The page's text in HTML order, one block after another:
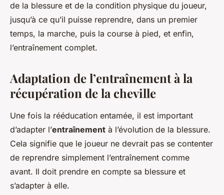
de la blessure et de la condition physique du joueur,
jusqu’à ce qu’il puisse reprendre, dans un premier
temps, la marche, puis la course à pied, et enfin,
l’entraînement complet.
Adaptation de l’entraînement à la
récupération de la cheville
Une fois la rééducation entamée, il est important
d’adapter l’entraînement à l’évolution de la blessure.
Cela signifie que le joueur ne devrait pas se contenter
de reprendre simplement l’entraînement comme
avant. Il doit prendre en compte sa blessure et
s’adapter à elle.